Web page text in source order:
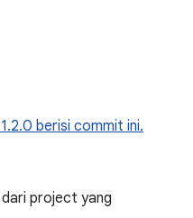
berisi commit ini.
project yang